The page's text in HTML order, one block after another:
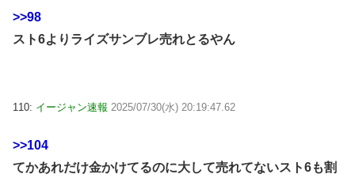
>>98
スト6よりライズサンブレ売れとるやん
110: イージャン速報 2025/07/30(水) 20:19:47.62
>>104
てかあれだけ金かけてるのに大して売れてないスト6も割